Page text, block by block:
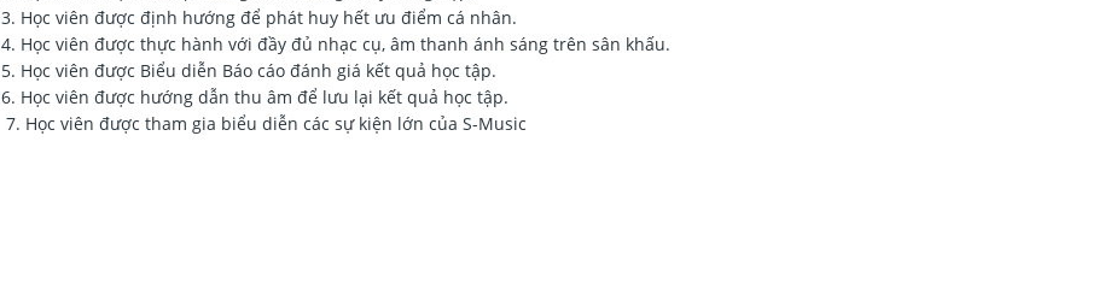
3. Học viên được định hướng để phát huy hết ưu điểm cá nhân.
4. Học viên được thực hành với đầy đủ nhạc cụ, âm thanh ánh sáng trên sân khấu.
5. Học viên được Biểu diễn Báo cáo đánh giá kết quả học tập.
6. Học viên được hướng dẫn thu âm để lưu lại kết quả học tập.
7. Học viên được tham gia biểu diễn các sự kiện lớn của S-Music